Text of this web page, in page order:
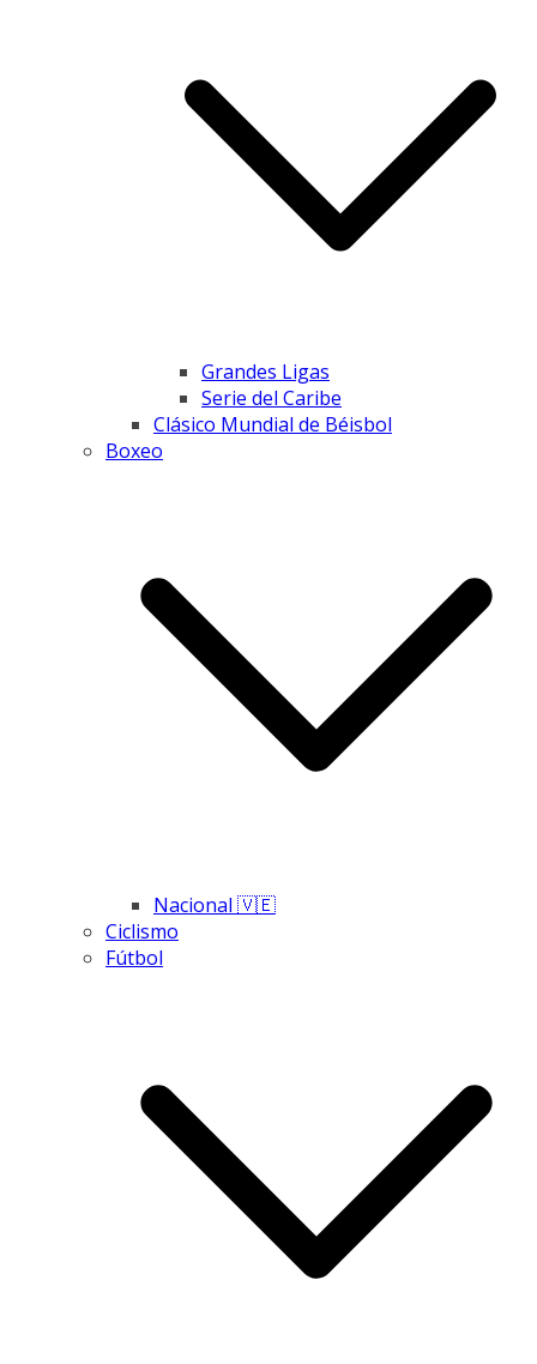
Grandes Ligas
Serie del Caribe
Clásico Mundial de Béisbol
Boxeo
Nacional 🇻🇪
Ciclismo
Fútbol